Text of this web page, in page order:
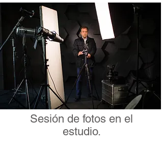
Sesión de fotos en el
estudio.